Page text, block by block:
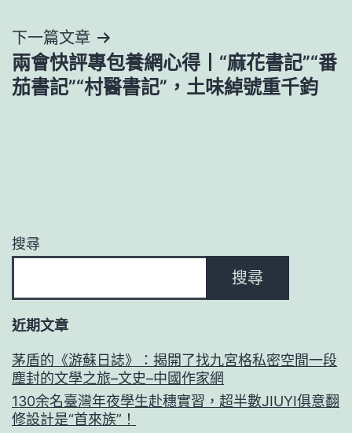
覽
下一篇文章
兩會快評專包養網心得丨“麻花書記”“番
茄書記”“村醫書記”，土味綽號重千鈞
搜尋
搜尋
近期文章
茅盾的《游蘇日誌》：揭開了找九宮格私密空間一段
塵封的文學之旅–文史–中國作家網
130余名臺灣年夜學生赴穗實習，超半數JIUYI俱意翻
修設計是“首來族”！